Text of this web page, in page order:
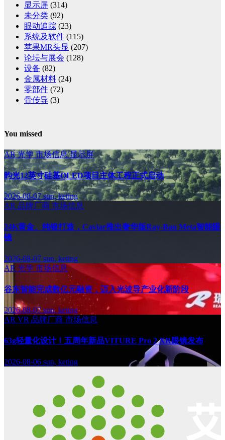
显示屏 (314)
未分类 (92)
眼动追踪 (23)
系统及软件 (115)
苹果MR头显 (207)
论坛与展会 (128)
设备 (82)
金属材料 (24)
零部件 (72)
骨传导 (3)
You missed
AR光学市场信息显示屏
昀光12英寸硅基OLED项目主体工程正式启动
2026-08-07sun, keting
AR 品牌厂商 市场信息
24K黄金、纯银打造，Caviar推出奢华版Ray-Ban Meta智能眼
镜
2026-08-07 sun, keting
AR 光学 市场信息
谷东智能完成数亿元融资，迈入光波导产业化新阶段
2026-08-07sun, keting
AR VR 品牌厂商 市场信息
63g轻量化设计！五周年新品VITURE Pro 2 XR眼镜发布
2026-08-06 sun, keting